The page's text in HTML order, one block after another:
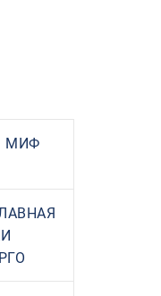
МИФ